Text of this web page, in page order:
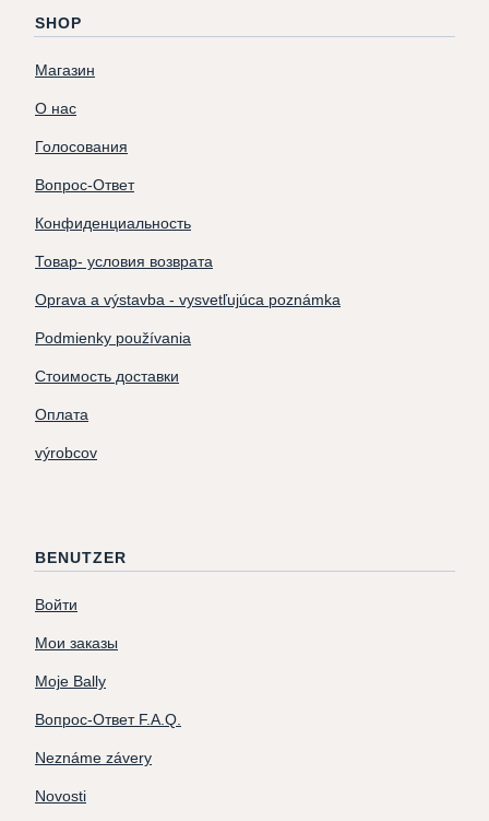
SHOP
Магазин
О нас
Голосования
Вопрос-Ответ
Конфиденциальность
Товар- условия возврата
Oprava a výstavba - vysvetľujúca poznámka
Podmienky používania
Стоимость доставки
Оплата
výrobcov
BENUTZER
Войти
Мои заказы
Moje Bally
Вопрос-Ответ F.A.Q.
Neznáme závery
Novosti